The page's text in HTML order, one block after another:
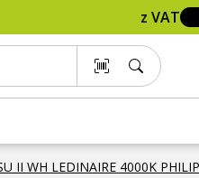
z VAT
II WH LEDINAIRE 4000K